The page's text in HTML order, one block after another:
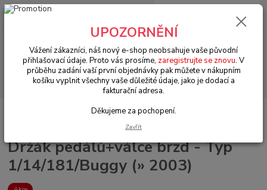
Menu
Hledat
+420 602 330 329
0 Kč
VW Buggy/Baja/Trike Rámy (Frames)
Držák pedálů+válce brzd - Typ
1/14/181/Buggy (» 2003)
UPOZORNĚNÍ
Vážení zákazníci, náš nový e-shop neobsahuje vaše původní
přihlašovací údaje. Proto vás prosíme, zaregistrujte se znovu. V
průběhu zadání vaší první objednávky pak můžete v nákupním
košíku vyplnit všechny vaše důležité údaje, jako je dodací a
fakturační adresa.
Děkujeme za pochopení.
Zavřít